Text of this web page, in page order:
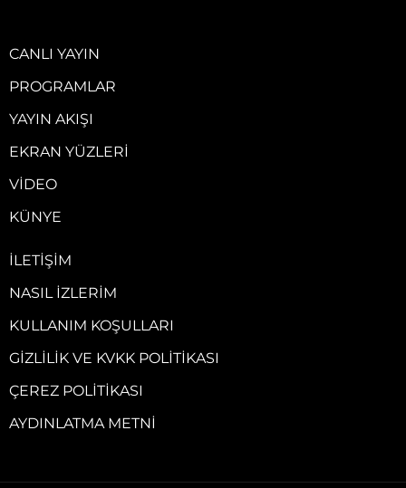
CANLI YAYIN
PROGRAMLAR
YAYIN AKIŞI
EKRAN YÜZLERI
VIDEO
KÜNYE
İLETIŞIM
NASIL İZLERIM
KULLANIM KOŞULLARI
GIZLILIK VE KVKK POLITIKASI
ÇEREZ POLITIKASI
AYDINLATMA METNI